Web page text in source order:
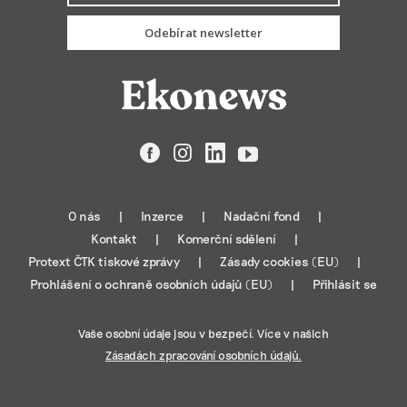
Odebírat newsletter
FacebookInstagramLinkedIn
YouTube
O nás Inzerce
Nadační fond
Kontakt
Komerční sdělení
Protext ČTK tiskové zprávy
Zásady cookies (EU)
Prohlášení o ochraně osobních údajů (EU)
Přihlásit se
Vaše osobní údaje jsou v bezpečí. Více v našich
Zásadách zpracování osobních údajů.